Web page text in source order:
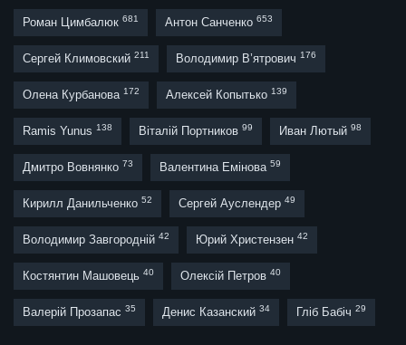
Роман Цимбалюк 681 Антон Санченко 653
Сергей Климовский 211 Володимир В’ятрович 176
Олена Курбанова 172 Алексей Копытько 139
Ramis Yunus 138 Віталій Портников 99 Иван Лютый 98
Дмитро Вовнянко 73 Валентина Емінова 59
Кирилл Данильченко 52 Сергей Ауслендер 49
Володимир Завгородній 42 Юрий Христензен 42
Костянтин Машовець 40 Олексій Петров 40
Валерій Прозапас 35 Денис Казанский 34 Гліб Бабіч 29